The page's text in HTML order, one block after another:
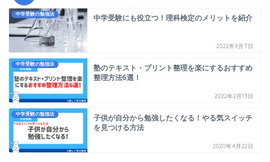
中学受験の勉強法 中学受験にも役立つ！理科検定のメリットを紹介
2022年9月7日
中学受験の勉強法
塾のテキスト・プリント整理を楽にするおすすめ
整理方法6選！
2022年2月13日
中学受験の勉強法
子供が自分から勉強したくなる！やる気スイッチ
を見つける方法
2020年4月22日